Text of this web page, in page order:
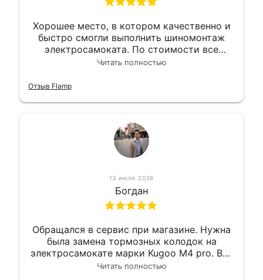
Хорошее место, в котором качественно и
быстро смогли выполнить шиномонтаж
электросамоката. По стоимости все
вышло вообще приемлемо хочу сказать.
Читать полностью
Отзыв Flamp
13 июля 2026
Богдан
Обращался в сервис при магазине. Нужна
была замена тормозных колодок на
электросамокате марки Kugoo M4 pro. Всё
сделали в лучшем виде и в максимально
Читать полностью